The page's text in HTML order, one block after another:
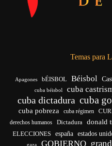
Temas para
Apagones bÉISBOL Béisbol
cuba béisbol cuba
cuba dictadura cuba
cuba pobreza cuba régimen
derechos humanos Dictadura donald
ELECCIONES españa estados
gaza GOBIERNO